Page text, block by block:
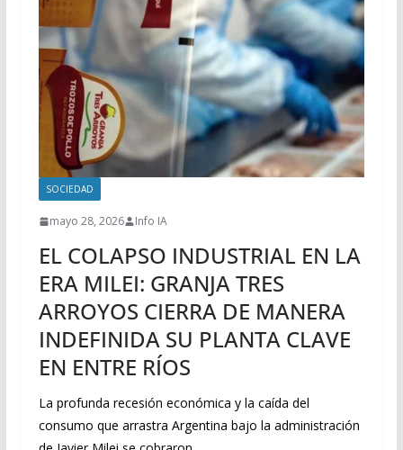
SOCIEDAD
mayo 28, 2026 Info IA
EL COLAPSO INDUSTRIAL EN LA
ERA MILEI: GRANJA TRES
ARROYOS CIERRA DE MANERA
INDEFINIDA SU PLANTA CLAVE
EN ENTRE RÍOS
La profunda recesión económica y la caída del
consumo que arrastra Argentina bajo la administración